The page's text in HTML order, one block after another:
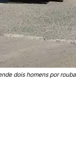
dois homens por